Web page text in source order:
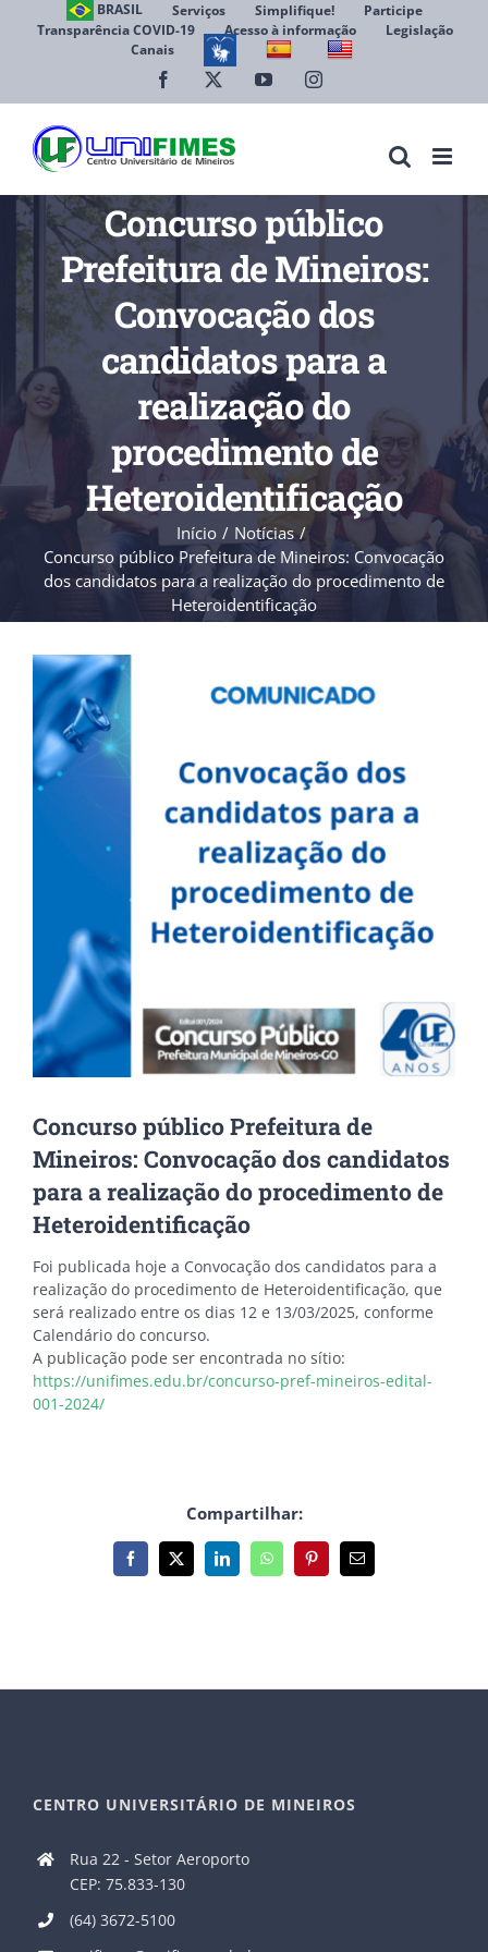
BRASIL Serviços Simplifique!
Participe
Transparência COVID-19
Acesso à informação
Legislação
Canais
Facebook YouTubeInstagram
Concurso público
Prefeitura de Mineiros:
Convocação dos
candidatos para a
realização do
procedimento de
Heteroidentificação
Início
Notícias
Concurso público Prefeitura de Mineiros: Convocação
dos candidatos para a realização do procedimento de
Heteroidentificação
View
Larger
Image
Concurso público Prefeitura de
Mineiros: Convocação dos candidatos
para a realização do procedimento de
Heteroidentificação
Foi publicada hoje a Convocação dos candidatos para a
realização do procedimento de Heteroidentificação, que
será realizado entre os dias 12 e 13/03/2025, conforme
Calendário do concurso.
A publicação pode ser encontrada no sítio:
https://unifimes.edu.br/concurso-pref-mineiros-edital-
001-2024/
Compartilhar:
Facebook
X LinkedInWhatsAppPinterest
E-
mail
CENTRO UNIVERSITÁRIO DE MINEIROS
Rua 22 - Setor Aeroporto
CEP: 75.833-130
(64) 3672-5100